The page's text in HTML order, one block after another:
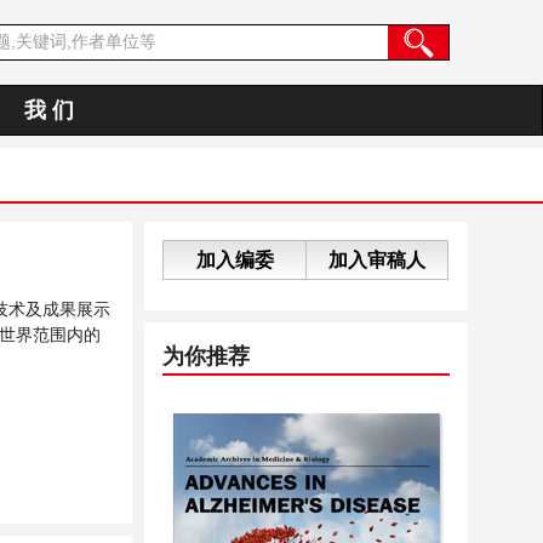
我 们
术及成果展示
界范围内的
加入编委 加入审稿人
为你推荐